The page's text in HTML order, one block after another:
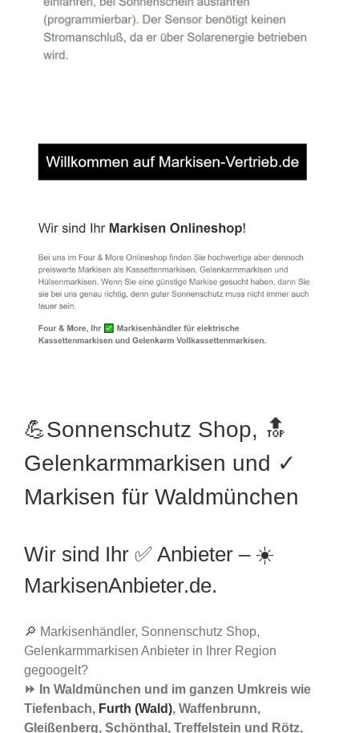
💪Sonnenschutz Shop, 🔝
Gelenkarmmarkisen und ✓
Markisen für Waldmünchen
Wir sind Ihr ✅ Anbieter – ☀️
MarkisenAnbieter.de.
🔎 Markisenhändler, Sonnenschutz Shop,
Gelenkarmmarkisen Anbieter in Ihrer Region
gegoogelt?
⏩ In Waldmünchen und im ganzen Umkreis wie
Tiefenbach, Furth (Wald), Waffenbrunn,
Gleißenberg, Schönthal, Treffelstein und Rötz,